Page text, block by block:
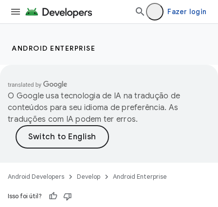
Fazer login
ANDROID ENTERPRISE
O Google usa tecnologia de IA na tradução de
conteúdos para seu idioma de preferência. As
traduções com IA podem ter erros.
Android Developers Develop Android Enterprise
Isso foi útil?